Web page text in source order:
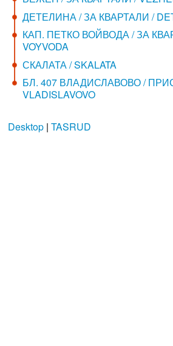
ДЕТЕЛИНА / ЗА КВАРТАЛИ /
КАП. ПЕТКО ВОЙВОДА / ЗА
VOYVODA
СКАЛАТА / SKALATA
БЛ. 407 ВЛАДИСЛАВОВО /
VLADISLAVOVO
Desktop| TASRUD